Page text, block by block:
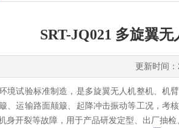
SRT-JQ021 多旋翼
更新时间
境试验标准制造，是多旋翼无人机整机、机
、运输路面颠簸、起降冲击振动等工况，考
身开裂等故障，用于产品研发定型、出厂抽检